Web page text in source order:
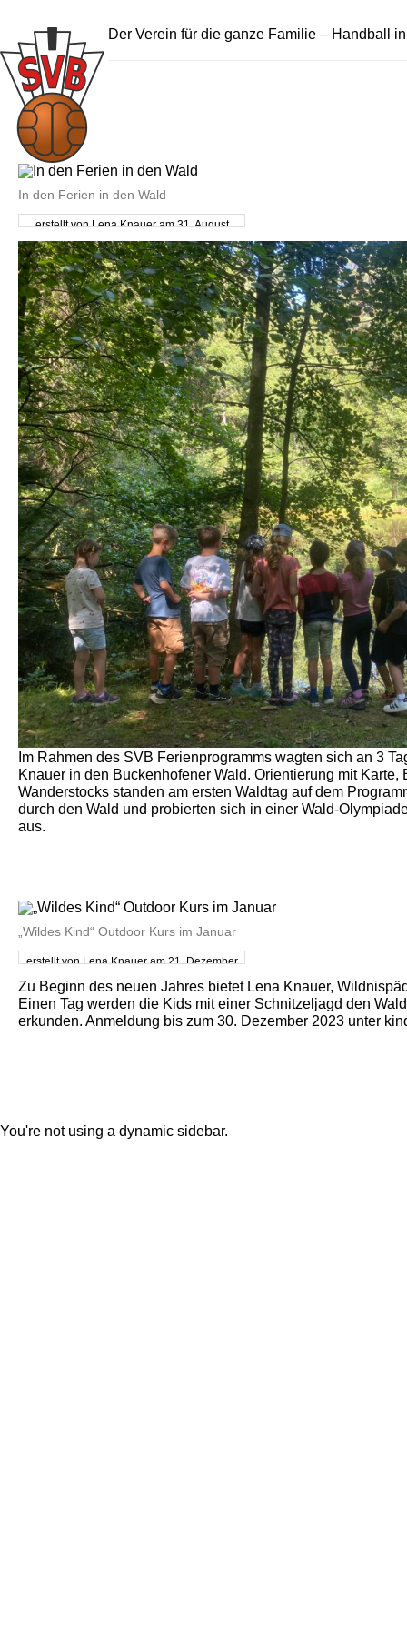
Der Verein für die ganze Familie – Handball
In den Ferien in den Wald
erstellt von Lena Knauer am 31. August
2025
Im Rahmen des SVB Ferienprogramms wagten sich an 3
Knauer in den Buckenhofener Wald. Orientierung mit
Wanderstocks standen am ersten Waldtag auf dem
durch den Wald und probierten sich in einer Wald-
aus.
„Wildes Kind“ Outdoor Kurs im Januar
erstellt von Lena Knauer am 21. Dezember
Zu Beginn des neuen Jahres bietet Lena Knauer,
Einen Tag werden die Kids mit einer Schnitzeljagd den
erkunden. Anmeldung bis zum 30. Dezember 2023 unter
You're not using a dynamic sidebar.